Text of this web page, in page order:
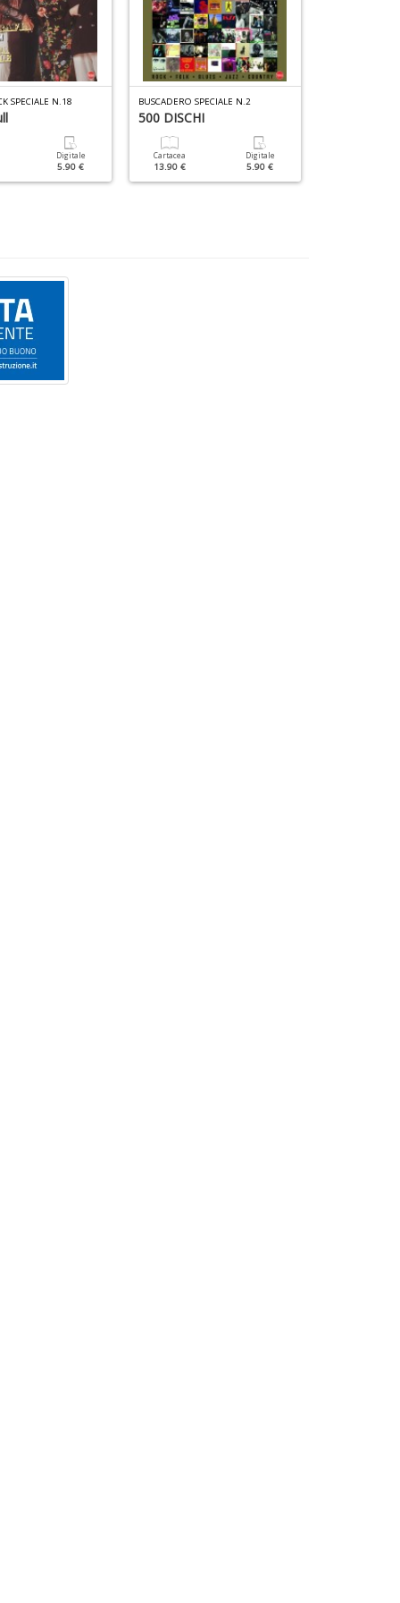
SPECIALE N.18
Digitale
5.90 €
BUSCADERO SPECIALE N.2
500 DISCHI
Cartacea
13.90 €
Digitale
5.90 €